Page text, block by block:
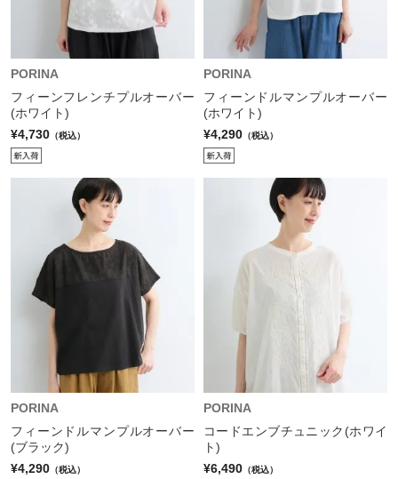
PORINA
フィーンフレンチプルオーバー
(ホワイト)
¥4,730 （税込）
PORINA
フィーンドルマンプルオーバー
(ホワイト)
¥4,290 （税込）
PORINA
フィーンドルマンプルオーバー
(ブラック)
¥4,290 （税込）
PORINA
コードエンブチュニック(ホワイ
ト)
¥6,490 （税込）